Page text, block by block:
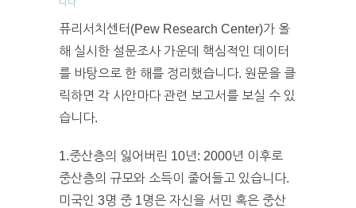
퓨리서치센터(Pew Research Center)가 올
해 실시한 설문조사 가운데 핵심적인 데이터
를 바탕으로 한 해를 정리했습니다. 원문을 클
릭하면 각 사안마다 관련 보고서를 보실 수 있
습니다.
1.중산층의 잃어버린 10년: 2000년 이후로
중산층의 규모와 소득이 줄어들고 있습니다.
미국인 3명 중 1명은 자신을 서민 혹은 중산